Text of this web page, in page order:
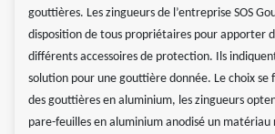
gouttières. Les zingueurs de l’entreprise SOS
disposition de tous propriétaires pour apporter
différents accessoires de protection. Ils
solution pour une gouttière donnée. Le choix se
des gouttières en aluminium, les zingueurs
pare-feuilles en aluminium anodisé un matériau